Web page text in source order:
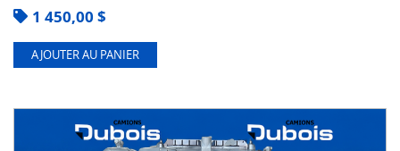
1 450,00 $
AJOUTER AU PANIER